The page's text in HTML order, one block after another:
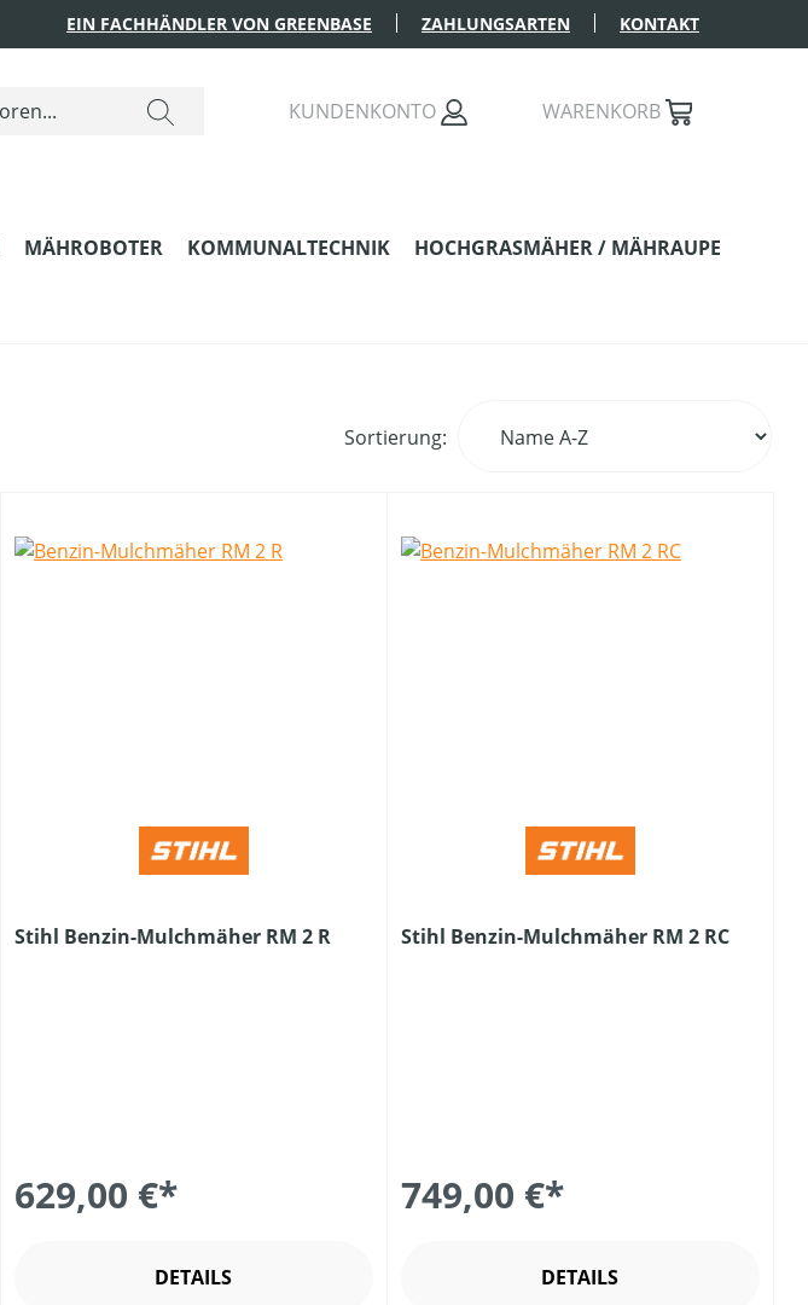
EIN FACHHÄNDLER VON GREENBASE ZAHLUNGSARTEN KONTAKT
KUNDENKONTO WARENKORB
MÄHROBOTER KOMMUNALTECHNIK HOCHGRASMÄHER / MÄHRAUPE
Sortierung:
Stihl Benzin-Mulchmäher RM 2 R
629,00 €*
DETAILS
Stihl Benzin-Mulchmäher RM 2 RC
749,00 €*
DETAILS